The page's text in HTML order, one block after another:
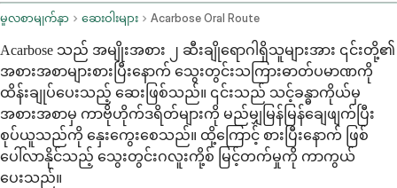
မူလစာမျက်နှာ ဆေးဝါးများ Acarbose Oral Route
Acarbose သည် အမျိုးအစား ၂ ဆီးချိုရောဂါရှိသူများအား ၎င်းတို့၏
အစားအစာများစားပြီးနောက် သွေးတွင်းသကြားဓာတ်ပမာဏကို
ထိန်းချုပ်ပေးသည့် ဆေးဖြစ်သည်။ ၎င်းသည် သင့်ခန္ဓာကိုယ်မှ
အစားအစာမှ ကာဗိုဟိုက်ဒရိတ်များကို မည်မျှမြန်မြန်ချေဖျက်ပြီး
စုပ်ယူသည်ကို နှေးကွေးစေသည်။ ထို့ကြောင့် စားပြီးနောက် ဖြစ်
ပေါ်လာနိုင်သည့် သွေးတွင်းဂလူးကို့စ် မြင့်တက်မှုကို ကာကွယ်
ပေးသည်။